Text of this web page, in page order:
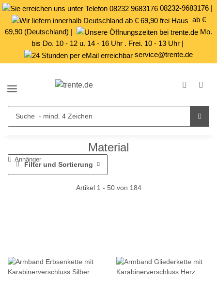
08232-9683176 |
ab €
69,90 (Deutschland) |
Mo.
bis Do. 10 - 12 u. 14 - 16 Uhr . Frei. 10 - 13 Uhr |
service@trente.de
Anhänger
Material
Filter und Sortierung
Artikel 1 - 50 von 184